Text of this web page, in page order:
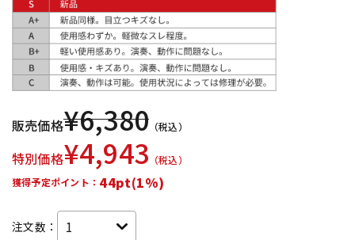
販売価格¥6,380 （税込）
特別価格¥4,943 （税込）
獲得予定ポイント： 44pt(1%)
注文数：